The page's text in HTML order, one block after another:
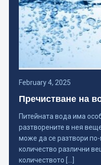
February 4, 2025
Пречистване на
Питейната вода има
разтворените в нея
може да се разтвори
количество различни
количеството […]